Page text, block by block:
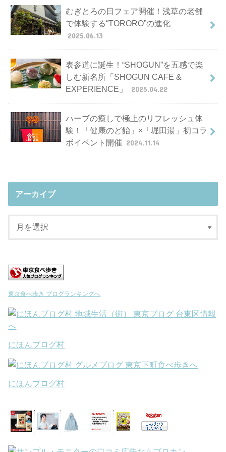
むぎとろの日フェア開催！浅草の老舗
で体験する“TORORO”の進化
2025.06.13
表参道に誕生！“SHOGUN”を五感で楽
しむ新名所「SHOGUN CAFE &
EXPERIENCE」
2025.04.22
ハーブの癒しで極上のリフレッシュ体
験！「健康のど飴」×「堀田湯」初コラ
ボイベント開催 2024.11.14
アーカイブ
東京食べ歩き ブログランキングへ
にほんブログ村
にほんブログ村